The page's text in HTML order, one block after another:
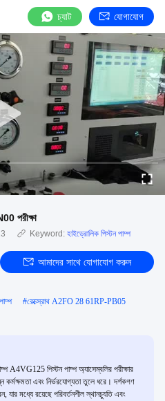
চ্যাট যোগাযোগ
পরীক্ষা
Keyword: হাইড্রোলিক পিস্টন পাম্প
আমাদের সাথে যোগাযোগ করুন
#রেক্স্রোথ A2FO 28 61RP-PB05
A4VG125 পিস্টন পাম্প অ্যাসেম্বলির পরীক্ষার
কর্মক্ষমতা এবং নির্ভরযোগ্যতা তুলে ধরে। দর্শকগণ
যার মধ্যে রয়েছে পরিবর্তনশীল স্থানচ্যুতি এবং